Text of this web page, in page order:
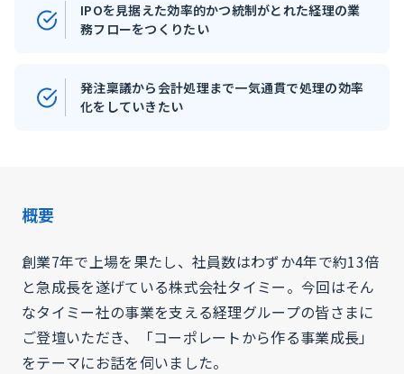
IPOを見据えた効率的かつ統制がとれた経理の業
務フローをつくりたい
発注稟議から会計処理まで一気通貫で処理の効率
化をしていきたい
概要
創業7年で上場を果たし、社員数はわずか4年で約13倍
と急成長を遂げている株式会社タイミー。今回はそん
なタイミー社の事業を支える経理グループの皆さまに
ご登壇いただき、「コーポレートから作る事業成長」
をテーマにお話を伺いました。